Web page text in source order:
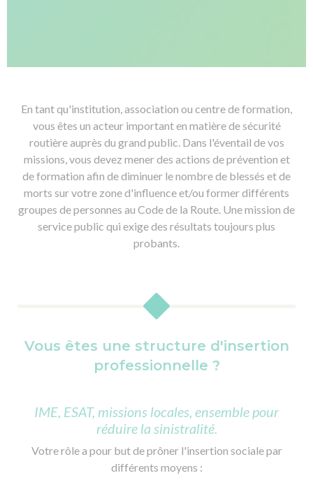
En tant qu'institution, association ou centre de formation,
vous êtes un acteur important en matière de sécurité
routière auprès du grand public. Dans l'éventail de vos
missions, vous devez mener des actions de prévention et
de formation afin de diminuer le nombre de blessés et de
morts sur votre zone d'influence et/ou former différents
groupes de personnes au Code de la Route. Une mission de
service public qui exige des résultats toujours plus
probants.
Vous êtes une structure d'insertion
professionnelle ?
IME, ESAT, missions locales, ensemble pour
réduire la sinistralité.
Votre rôle a pour but de prôner l'insertion sociale par
différents moyens :